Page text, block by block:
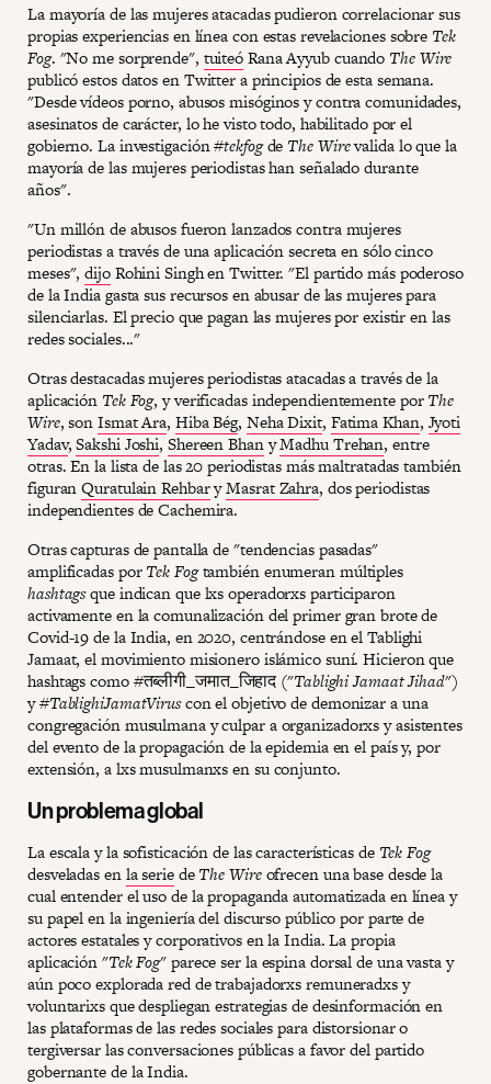
La mayoría de las mujeres atacadas pudieron correlacionar sus
propias experiencias en línea con estas revelaciones sobre Tek
Fog. "No me sorprende", tuiteóRana Ayyub cuando The Wire
publicó estos datos en Twitter a principios de esta semana.
"Desde vídeos porno, abusos misóginos y contra comunidades,
asesinatos de carácter, lo he visto todo, habilitado por el
gobierno. La investigación #tekfogde The Wirevalida lo que la
mayoría de las mujeres periodistas han señalado durante
años".
"Un millón de abusos fueron lanzados contra mujeres
periodistas a través de una aplicación secreta en sólo cinco
meses",dijoRohini Singh en Twitter. "El partido más poderoso
de la India gasta sus recursos en abusar de las mujeres para
silenciarlas. El precio que pagan las mujeres por existir en las
redes sociales..."
Otras destacadas mujeres periodistas atacadas a través de la
aplicación Tek Fog, y verificadas independientemente porThe
Wire, sonIsmat Ara, Hiba Bég, Neha Dixit, Fatima Khan, Jyoti
Yadav,Sakshi Joshi, Shereen BhanyMadhu Trehan, entre
otras. En la lista de las 20 periodistas más maltratadas también
figuranQuratulain RehbaryMasrat Zahra, dos periodistas
independientes de Cachemira.
Otras capturas de pantalla de "tendencias pasadas"
amplificadas porTek Fogtambién enumeran múltiples
hashtagsque indican que lxs operadorxs participaron
activamente en la comunalización del primer gran brote de
Covid-19 de la India, en 2020, centrándose en el Tablighi
Jamaat, el movimiento misionero islámico suní. Hicieron que
hashtags como #तब्लीगी_जमात_जिहाद ("Tablighi Jamaat Jihad")
y #TablighiJamatViruscon el objetivo de demonizar a una
congregación musulmana y culpar a organizadorxs y asistentes
del evento de la propagación de la epidemia en el país y, por
extensión, a lxs musulmanxs en su conjunto.
Un problema global
La escala y la sofisticación de las características de Tek Fog
desveladas enla seriedeThe Wireofrecen una base desde la
cual entender el uso de la propaganda automatizada en línea y
su papel en la ingeniería del discurso público por parte de
actores estatales y corporativos en la India. La propia
aplicación "Tek Fog" parece ser la espina dorsal de una vasta y
aún poco explorada red de trabajadorxs remuneradxs y
voluntarixs que despliegan estrategias de desinformación en
las plataformas de las redes sociales para distorsionar o
tergiversar las conversaciones públicas a favor del partido
gobernante de la India.